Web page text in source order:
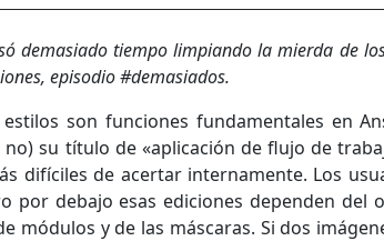
demasiado tiempo limpiando la mierda de
episodio #demasiados.
son funciones fundamentales en
su título de «aplicación de flujo de
difíciles de acertar internamente. Los
por debajo esas ediciones dependen del
módulos y de las máscaras. Si dos